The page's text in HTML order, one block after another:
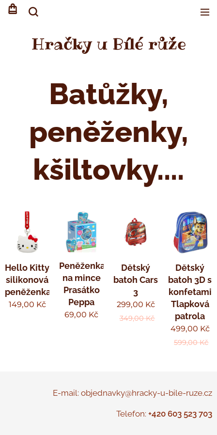
Hračky u Bílé růže
Batůžky,
peněženky,
kšiltovky....
Hello Kitty
silikonová
peněženka
149,00 Kč
Peněženka
na mince
Prasátko
Peppa
69,00 Kč
Dětský
batoh Cars
3
299,00 Kč
349,00Kč
Dětský
batoh 3D s
konfetami
Tlapková
patrola
499,00 Kč
599,00Kč
E-mail: objednavky@hracky-u-bile-ruze.cz
Telefon: +420 603 523 703